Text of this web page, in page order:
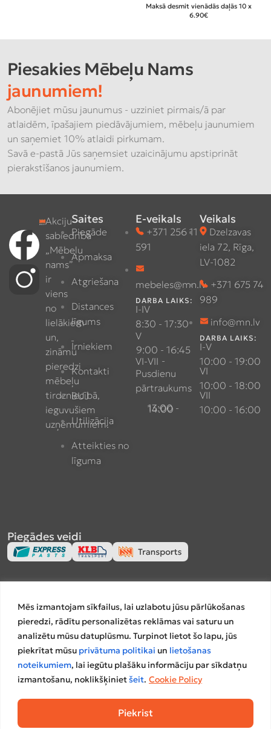
Mēs izmantojam sīkfailus, lai uzlabotu jūsu pārlūkošanas
pieredzi, rādītu personalizētas reklāmas vai saturu un
analizētu mūsu datuplūsmu. Turpinot lietot šo lapu, jūs
piekrītat mūsu privātuma politikai un lietošanas
noteikumiem, lai iegūtu plašāku informāciju par sīkdatņu
izmantošanu, noklikšķinietšeit. Cookie Policy
Piekrist
Maksā desmit vienādās daļās 10 x
6.90€
Piesakies Mēbeļu Nams
jaunumiem!
Abonējiet mūsu jaunumus - uzziniet pirmais/ā par
atlaidēm, īpašajiem piedāvājumiem, mēbeļu jaunumiem
un saņemiet 10% atlaidi pirkumam.
Savā e-pastā Jūs saņemsiet uzaicinājumu apstiprināt
pierakstīšanos jaunumiem.
Akciju
sabiedrība
„Mēbeļu
nams”
ir
viens
no
lielākiem
un,
zināmu
pieredzi
mēbeļu
tirdzniecībā,
ieguvušiem
uzņēmumiem.
Saites
Piegāde
Apmaksa
Atgriešana
Distances
līgums
Īrniekiem
Kontakti
BUJ
Utilizācija
Atteikties no
līguma
E-veikals
+371 256 11
591
mebeles@mn.lv
DARBA LAIKS:
I-IV
8:30 - 17:30
V
9:00 - 16:45
VI-VII -
Pusdienu
pārtraukums
13:00 - 14:00
Veikals
Dzelzavas
iela 72, Rīga,
LV-1082
+371 675 74
989
info@mn.lv
DARBA LAIKS:
I-V
10:00 - 19:00
VI
10:00 - 18:00
VII
10:00 - 16:00
Piegādes veidi
Salīdzināšanas platformas